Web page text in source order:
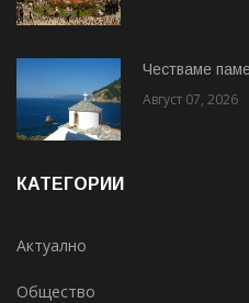
Честваме
Август 07, 2026
КАТЕГОРИИ
Актуално
Общество